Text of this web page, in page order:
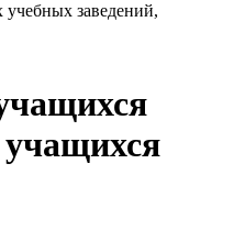
заведений,
учащихся